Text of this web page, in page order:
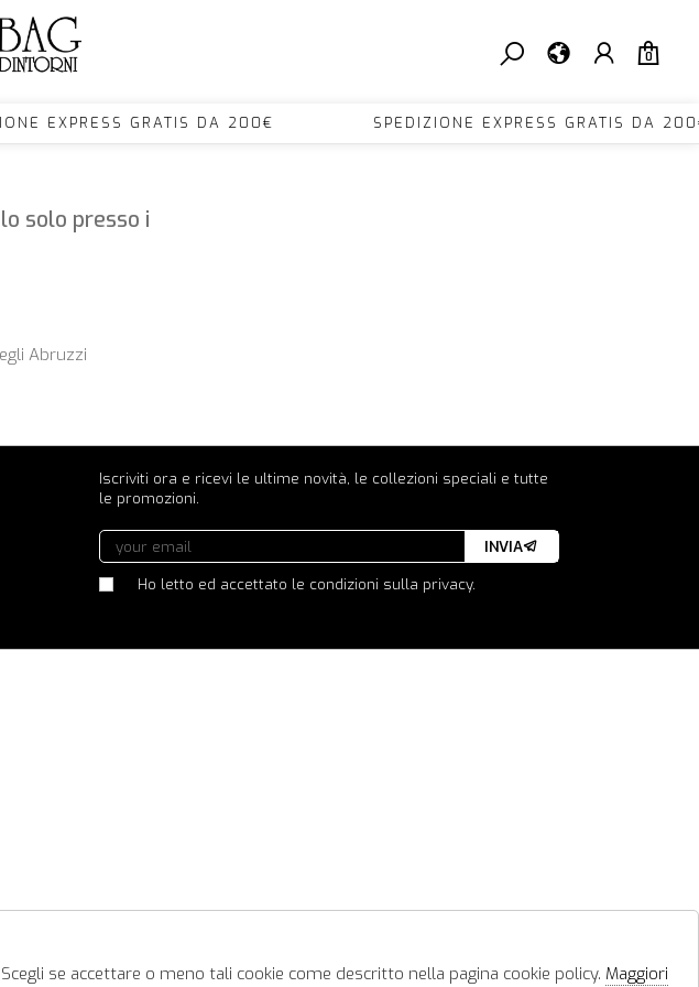
0
EXPRESS GRATIS DA 200€ SPEDIZIONE EXPRESS
solo presso i
Abruzzi
Iscriviti ora e ricevi le ultime novità, le collezioni speciali e tutte
le promozioni.
Ho letto ed accettato le condizioni sulla privacy.
INVIA
se accettare o meno tali cookie come descritto nella pagina cookie policy. Maggiori